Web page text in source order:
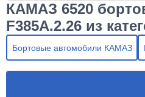
КАМАЗ 6520
F385A.2.26 из
Бортовые автомобили КАМАЗ